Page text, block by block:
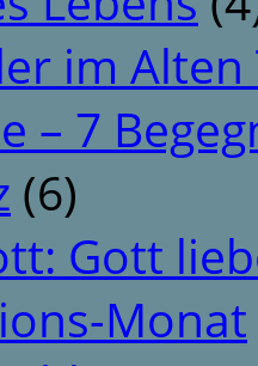
im
– 7
(6)
Gott
Monat